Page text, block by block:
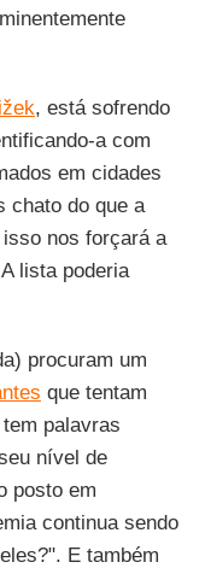
, está sofrendo
a com
em cidades
chato do que a
nos forçará a
lista poderia
procuram um
que tentam
palavras
nível de
posto em
continua sendo
E também